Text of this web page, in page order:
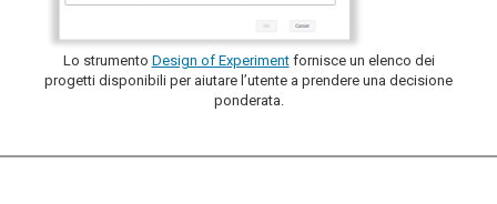
Lo strumento Design of Experimentfornisce un elenco dei
progetti disponibili per aiutare l’utente a prendere una decisione
ponderata.